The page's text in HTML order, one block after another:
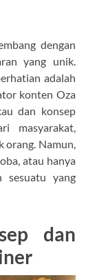
dengan
yang unik.
adalah
konten Oza
dan konsep
masyarakat,
orang. Namun,
atau hanya
sesuatu yang
dan